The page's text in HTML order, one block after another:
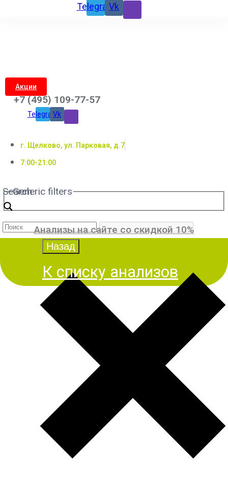
TelegramVk
Акции
+7 (495) 109-77-57
TelegramVk
г. Щелково, ул. Парковая, д.7
7:00-21:00
Search
Generic filters
Анализы на сайте со скидкой 10%
К списку анализов